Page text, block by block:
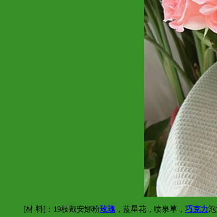
[材 料]：19枝戴安娜粉玫瑰，蓝星花，喷泉草， 巧克力